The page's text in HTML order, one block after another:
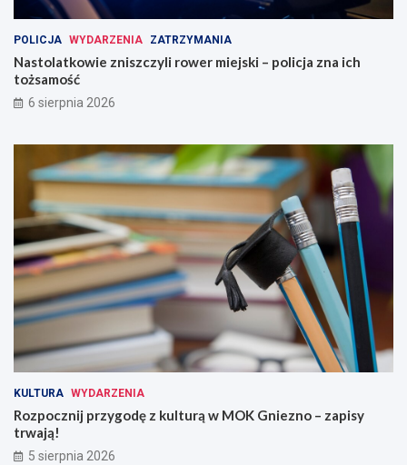
POLICJA WYDARZENIA ZATRZYMANIA
Nastolatkowie zniszczyli rower miejski – policja zna ich
tożsamość
6 sierpnia 2026
KULTURA WYDARZENIA
Rozpocznij przygodę z kulturą w MOK Gniezno – zapisy
trwają!
5 sierpnia 2026